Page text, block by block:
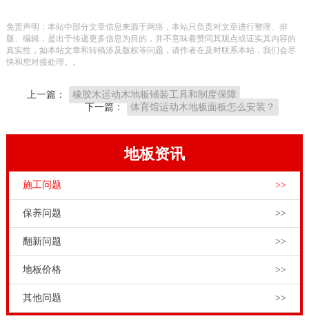
但是体育馆运动木地板安装并不是你想说安装就能安装
的，得俱备一定的安装条件，才能开始铺装。欧氏体育
装的基本安装条件：
体育场馆室内水、电、汽、通风等工程安装工程结束，
免责声明：本站中部分文章信息来源于网络，本站只负责对文章进行整理、排
版、编辑，是出于传递更多信息为目的，并不意味着赞同其观点或证实其内容的
真实性，如本站文章和转稿涉及版权等问题，请作者在及时联系本站，我们会尽
快和您对接处理。。
上一篇：
橡胶木运动木地板铺装工具和制度保障
下一篇：
体育馆运动木地板面板怎么安装？
地板资讯
施工问题 >>
保养问题 >>
翻新问题 >>
地板价格 >>
其他问题 >>